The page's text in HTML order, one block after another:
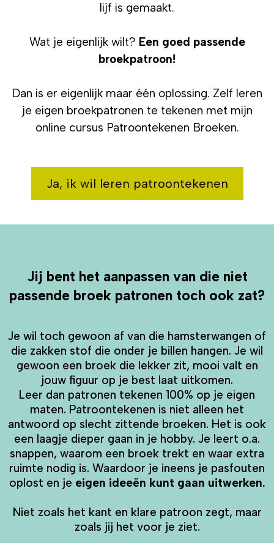
lijf is gemaakt.
Wat je eigenlijk wilt? Een goed passende
broekpatroon!
Dan is er eigenlijk maar één oplossing. Zelf leren
je eigen broekpatronen te tekenen met mijn
online cursus Patroontekenen Broeken.
Ja, ik wil leren patroontekenen
Jij bent het aanpassen van die niet
passende broek patronen toch ook zat?
Je wil toch gewoon af van die hamsterwangen of
die zakken stof die onder je billen hangen. Je wil
gewoon een broek die lekker zit, mooi valt en
jouw figuur op je best laat uitkomen.
Leer dan patronen tekenen 100% op je eigen
maten. Patroontekenen is niet alleen het
antwoord op slecht zittende broeken. Het is ook
een laagje dieper gaan in je hobby. Je leert o.a.
snappen, waarom een broek trekt en waar extra
ruimte nodig is. Waardoor je ineens je pasfouten
oplost en je eigen ideeën kunt gaan uitwerken.
Niet zoals het kant en klare patroon zegt, maar
zoals jij het voor je ziet.